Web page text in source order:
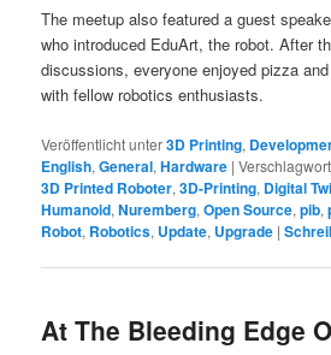
The meetup also featured a guest
who introduced EduArt, the robot. After
discussions, everyone enjoyed pizza
with fellow robotics enthusiasts.
Veröffentlicht unter3D Printing,
English,General,Hardware |
3D Printed Roboter,3D-Printing, Digital
Humanoid,Nuremberg,Open Source,pib,
Robot, Robotics, Update, Upgrade |
At The Bleeding Edge